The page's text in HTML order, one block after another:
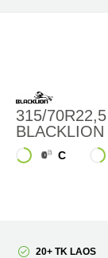
315/
C
20+ TK LAOS